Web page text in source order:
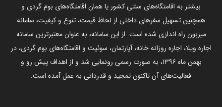
بیشتر به اقامتگاه‌های سنتی کشور یا همان اقامتگاه‌های بوم گردی و
همچنین تسهیل سفرهای داخلی از لحاظ قیمت، تنوع و کیفیت، سامانه
میزبون راه اندازی شده است. از این سامانه، به عنوان معتبرترین سامانه
اجاره ویلا، اجاره روزانه خانه، آپارتمان، سوئیت و اقامتگاه‌های بوم گردی، در
بهمن ماه ۱۳۹۶، به صورت رسمی رونمایی شد و از اهداف پیش رو و
فعالیت‌های آن تاکنون تمجید و قدردانی به عمل آمده است.